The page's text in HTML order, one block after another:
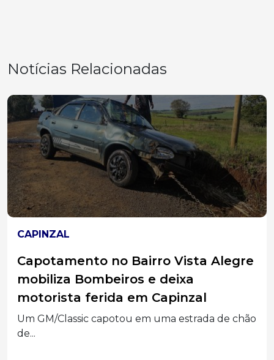
Notícias Relacionadas
CAPINZAL
Capotamento no Bairro Vista Alegre
mobiliza Bombeiros e deixa
motorista ferida em Capinzal
Um GM/Classic capotou em uma estrada de chão
de...